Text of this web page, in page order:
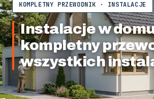
KOMPLETNY PRZEWODNIK · INSTALACJE
Instalacje w domu
kompletny
wszystkich